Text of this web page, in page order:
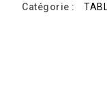
Catégorie :